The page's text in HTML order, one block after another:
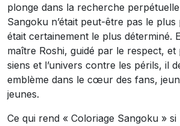
plonge dans la recherche perpétuelle
Sangoku n’était peut-être pas le plus
était certainement le plus déterminé.
maître Roshi, guidé par le respect, et
siens et l’univers contre les périls, il
emblème dans le cœur des fans,
jeunes.
Ce qui rend « Coloriage Sangoku »